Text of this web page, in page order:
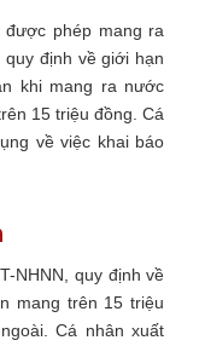
phép mang ra
định về giới hạn
khi mang ra nước
15 triệu đồng. Cá
về việc khai báo
NHNN, quy định về
mang trên 15 triệu
Cá nhân xuất